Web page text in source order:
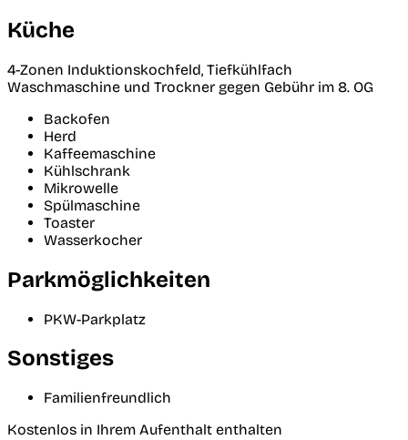
Küche
4-Zonen Induktionskochfeld, Tiefkühlfach
Waschmaschine und Trockner gegen Gebühr im 8. OG
Backofen
Herd
Kaffeemaschine
Kühlschrank
Mikrowelle
Spülmaschine
Toaster
Wasserkocher
Parkmöglichkeiten
PKW-Parkplatz
Sonstiges
Familienfreundlich
Kostenlos in Ihrem Aufenthalt enthalten